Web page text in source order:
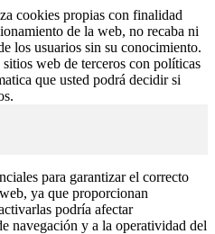
cookies propias con finalidad
de la web, no recaba ni
los usuarios sin su conocimiento.
web de terceros con políticas
que usted podrá decidir si
para garantizar el correcto
ya que proporcionan
podría afectar
navegación y a la operatividad del